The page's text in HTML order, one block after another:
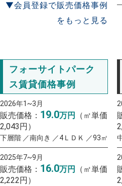
▼会員登録で販売価格事例
をもっと見る
フォーサイトパーク
ス賃貸価格事例
2026年1~3月
販売価格： 19.0万円
（㎡単価
2,043円）
下層階 ／南向き ／4ＬＤＫ ／93㎡
2025年7~9月
販売価格： 16.0万円
（㎡単価
2,222円）